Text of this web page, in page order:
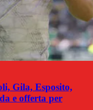
Gila, Esposito,
e offerta per